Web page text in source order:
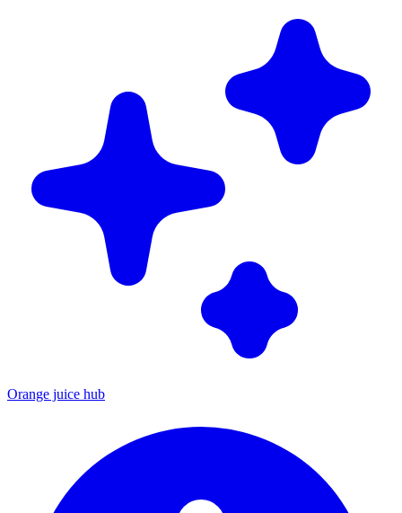
Orange juice hub